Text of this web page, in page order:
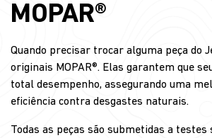
MOPAR®
Quando precisar trocar alguma peça do
originais MOPAR®. Elas garantem que
total desempenho, assegurando uma
eficiência contra desgastes naturais.
Todas as peças são submetidas a testes